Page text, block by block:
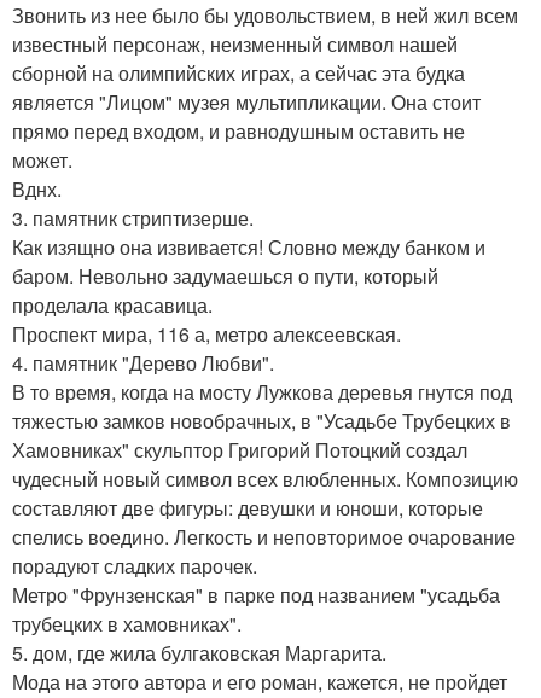
Звонить из нее было бы удовольствием, в ней жил всем
известный персонаж, неизменный символ нашей
сборной на олимпийских играх, а сейчас эта будка
является "Лицом" музея мультипликации. Она стоит
прямо перед входом, и равнодушным оставить не
может.
Вднх.
3. памятник стриптизерше.
Как изящно она извивается! Словно между банком и
баром. Невольно задумаешься о пути, который
проделала красавица.
Проспект мира, 116 а, метро алексеевская.
4. памятник "Дерево Любви".
В то время, когда на мосту Лужкова деревья гнутся под
тяжестью замков новобрачных, в "Усадьбе Трубецких в
Хамовниках" скульптор Григорий Потоцкий создал
чудесный новый символ всех влюбленных. Композицию
составляют две фигуры: девушки и юноши, которые
спелись воедино. Легкость и неповторимое очарование
порадуют сладких парочек.
Метро "Фрунзенская" в парке под названием "усадьба
трубецких в хамовниках".
5. дом, где жила булгаковская Маргарита.
Мода на этого автора и его роман, кажется, не пройдет